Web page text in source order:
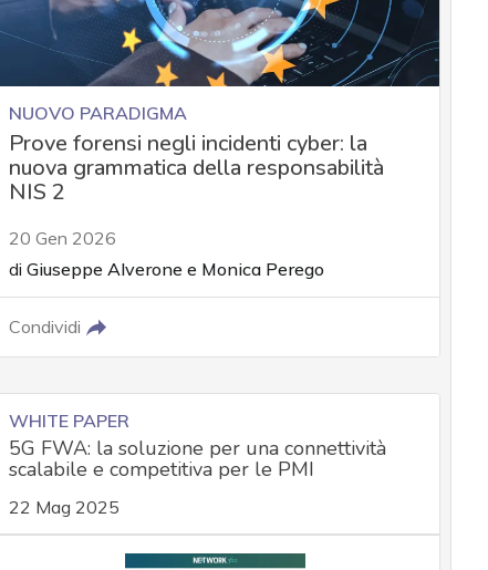
NUOVO PARADIGMA
Prove forensi negli incidenti cyber: la
nuova grammatica della responsabilità
NIS 2
20 Gen 2026
di Giuseppe Alveronee Monica Perego
Condividi
WHITE PAPER
5G FWA: la soluzione per una connettività
scalabile e competitiva per le PMI
22 Mag 2025